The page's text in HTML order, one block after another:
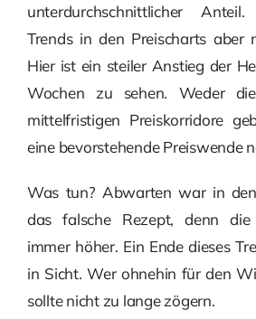
unterdurchschnittlicher
Trends in den Preischarts aber
Hier ist ein steiler Anstieg der
Wochen zu sehen. Weder
mittelfristigen Preiskorridore
eine bevorstehende Preiswende
Was tun? Abwarten war in
das falsche Rezept, denn die
immer höher. Ein Ende dieses
in Sicht. Wer ohnehin für den
sollte nicht zu lange zögern.